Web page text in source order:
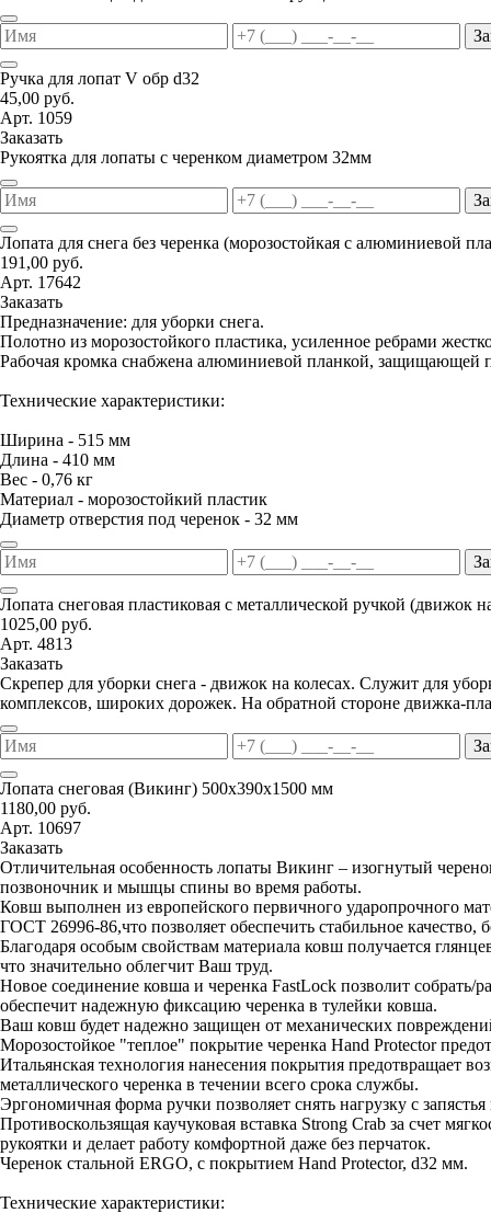
Ручка для лопат V обр d32
45,00 руб.
Арт. 1059
Заказать
Рукоятка для лопаты с черенком диаметром 32мм
Лопата для снега без черенка (морозостойкая с алюминиевой
191,00 руб.
Арт. 17642
Заказать
Предназначение: для уборки снега.
Полотно из морозостойкого пластика, усиленное ребрами
Рабочая кромка снабжена алюминиевой планкой, защищающей
Технические характеристики:
Ширина - 515 мм
Длина - 410 мм
Вес - 0,76 кг
Материал - морозостойкий пластик
Диаметр отверстия под черенок - 32 мм
Лопата снеговая пластиковая с металлической ручкой (движок
1025,00 руб.
Арт. 4813
Заказать
Скрепер для уборки снега - движок на колесах. Служит для
комплексов, широких дорожек. На обратной стороне движка-
Лопата снеговая (Викинг) 500х390х1500 мм
1180,00 руб.
Арт. 10697
Заказать
Отличительная особенность лопаты Викинг – изогнутый
позвоночник и мышцы спины во время работы.
Ковш выполнен из европейского первичного ударопрочного
ГОСТ 26996-86,что позволяет обеспечить стабильное
Благодаря особым свойствам материала ковш получается
что значительно облегчит Ваш труд.
Новое соединение ковша и черенка FastLock позволит
обеспечит надежную фиксацию черенка в тулейки ковша.
Ваш ковш будет надежно защищен от механических
Морозостойкое "теплое" покрытие черенка Hand Protector
Итальянская технология нанесения покрытия предотвращает
металлического черенка в течении всего срока службы.
Эргономичная форма ручки позволяет снять нагрузку с
Противоскользящая каучуковая вставка Strong Crab за счет
рукоятки и делает работу комфортной даже без перчаток.
Черенок стальной ERGO, с покрытием Hand Protector, d32 мм.
Технические характеристики: